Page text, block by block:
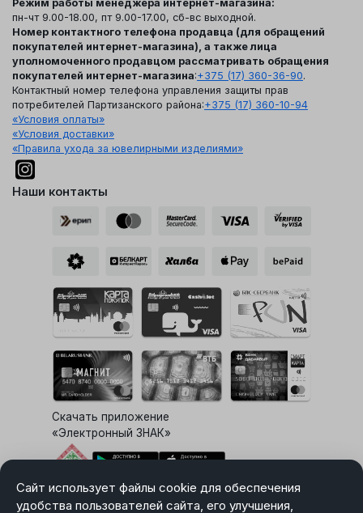
Сайт использует файлы cookie для обеспечения
удобства пользователей сайта, его улучшения,
Режим работы менеджера интернет-магазина:
пн-чт 9.00-18.00, пт 9.00-17.00, сб-вс выходной.
Номер контактного телефона продавца (для обращений
покупателей интернет-магазина), а также лица
уполномоченного продавцом рассматривать обращения
покупателей интернет-магазина:+375 (17) 360-36-90.
Контактный номер телефона управления защиты прав
потребителей Партизанского района:+375 (17) 360-10-94
«Условия оплаты»
«Условия доставки»
«Правила ухода за ювелирными изделиями»
Наши контакты
Скачать приложение
«Электронный ЗНАК»
Выбор настроек Cookie